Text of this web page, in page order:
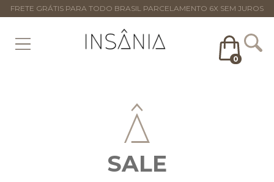
FRETE GRÁTIS PARA TODO BRASIL PARCELAMENTO 6X SEM JUROS
0
SALE